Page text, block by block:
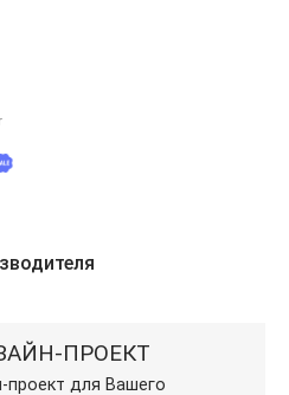
ПРОЕКТ
для Вашего